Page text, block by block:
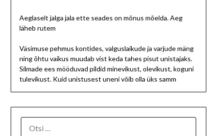
Aeglaselt jalga jala ette seades on mõnus mõelda. Aeg
läheb rutem
Väsimuse pehmus kontides, valguslaikude ja varjude mäng
ning õhtu vaikus muudab vist keda tahes pisut unistajaks.
Silmade ees mööduvad pildid minevikust, olevikust, koguni
tulevikust. Kuid unistusest uneni võib olla üks samm